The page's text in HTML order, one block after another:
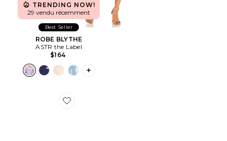
TRENDING NOW!
29 vendu récemment
Best Seller
ROBE BLYTHE
ASTR the Label
$164
PLUS ICON TO SEE MORE OPTIONS
Favorite SNEAKERS CLOUD 6